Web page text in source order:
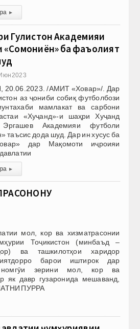
▸
Гулистон Академияи
«Сомониён» ба фаъолият
2023
/АМИТ «Ховар»/. Дар
аз ҷониби собиқ футболбози
мамлакат ва сарбони
«Хуҷанд»-и шаҳри Хуҷанд
Эргашев Академияи футболи
таъсис дода шуд. Дар ин хусус ба
дар Мақомоти иҷроияи
▸
мол, кор ва хизматрасонии
Тоҷикистон (минбаъд –
ва ташкилотҳои харидор
барои иштирок дар
номгӯи зерини мол, кор ва
як давр гузаронида мешаванд,
ПУРРА